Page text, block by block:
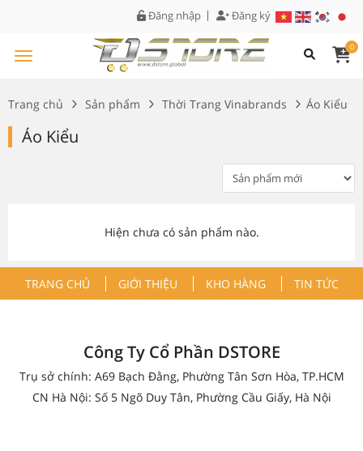
Đăng nhập Đăng ký
0
Trang chủ Sản phẩm Thời Trang Vinabrands Áo Kiểu
Áo Kiểu
Hiện chưa có sản phẩm nào.
TRANG CHỦ GIỚI THIỆU KHO HÀNG TIN TỨC
Công Ty Cổ Phần DSTORE
Trụ sở chính: A69 Bạch Đằng, Phường Tân Sơn Hòa, TP.HCM
CN Hà Nội: Số 5 Ngõ Duy Tân, Phường Cầu Giấy, Hà Nội